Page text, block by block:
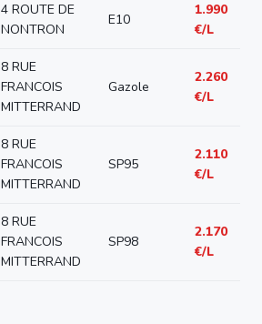
4 ROUTE DE
NONTRON
E10
1.990
€/L
8 RUE
FRANCOIS
MITTERRAND
Gazole
2.260
€/L
8 RUE
FRANCOIS
MITTERRAND
SP95
2.110
€/L
8 RUE
FRANCOIS
MITTERRAND
SP98
2.170
€/L